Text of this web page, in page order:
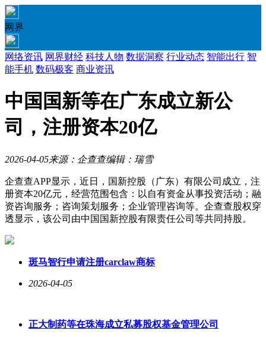
网界
网络资讯 网界财经 科技人物 数据洞察 行业动态 智能出行 智
能手机 数码极客 商业资讯
中国国新等在广东成立新公
司，注册资本20亿
2026-04-05来源：企查查编辑：瑞雪
企查查APP显示，近日，国新控股（广东）有限公司成立，注
册资本20亿元，经营范围包含：以自有资金从事投资活动；融
资咨询服务；咨询策划服务；企业管理咨询等。企查查股权穿
透显示，该公司由中国国新控股有限责任公司等共同持股。
斑马智行申请注册carclaw商标
2026-04-05
正大制药等在珠海成立私募股权基金管理公司